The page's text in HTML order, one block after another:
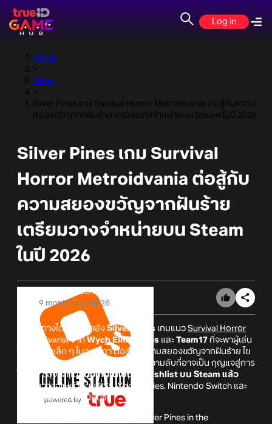
Log in
Home
>
News
>
Silver Pines เกม Survival Horror Metroidvania ต่อสู้กับความ
สยองขวัญจากฝันร้าย เตรียมวางจำหน่ายบน Steam ในปี 2026
Silver Pines เกม Survival
Horror Metroidvania ต่อสู้กับ
ความสยองขวัญจากฝันร้าย
เตรียมวางจำหน่ายบน Steam
ในปี 2026
Online Station
9 months ago
28
ทุกเส้นทางได้นำเรามายัง Silver Pines เกมแนว Survival Horror
Metroidvania จาก Wych Elm Games และ Team17 ที่จะพาผู้เล่น
ไปยังเมืองเล็ก ๆ ในอเมริกา ต่อสู้กับความสยองขวัญจากฝันร้าย ไข
ปริศนาต่าง ๆ สำรวจเมืองและค้นพบความลับที่อาจเป็น กุญแจสู่การ
ไถ่บาป ของเรา โดย ตัวเกมได้เปิดให้ Wishlist บน Steam แล้ว
เตรียมวางจำหน่ายบน PS5, Xbox Series, Nintendo Switch และ
PC (Steam) ภายในปีหน้า!
Uncover the mysteries of Silver Pines in the